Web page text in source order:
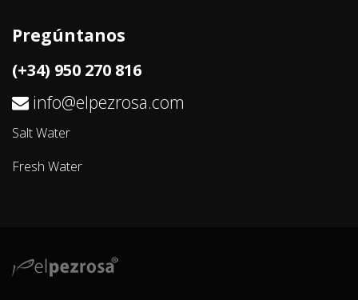
Pregúntanos
(+34) 950 270 816
info@elpezrosa.com
Salt Water
Fresh Water